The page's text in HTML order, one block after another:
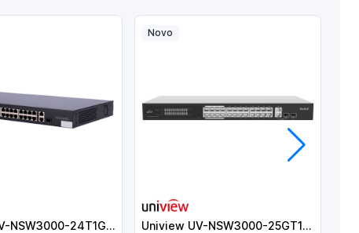
Próximo
Uniview UV-NSW3000-24T1GT1GC-POE-IN
Novo
Uniview UV-NSW3000-25GT1GP1GC-IN